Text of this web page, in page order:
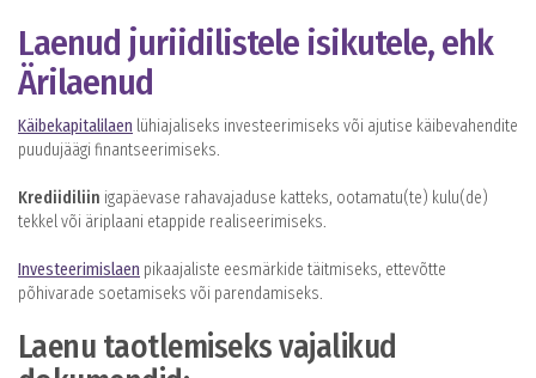
Laenud juriidilistele isikutele, ehk
Ärilaenud
Käibekapitalilaen lühiajaliseks investeerimiseks või ajutise käibevahendite
puudujäägi finantseerimiseks.
Krediidiliin igapäevase rahavajaduse katteks, ootamatu(te) kulu(de)
tekkel või äriplaani etappide realiseerimiseks.
Investeerimislaen pikaajaliste eesmärkide täitmiseks, ettevõtte
põhivarade soetamiseks või parendamiseks.
Laenu taotlemiseks vajalikud